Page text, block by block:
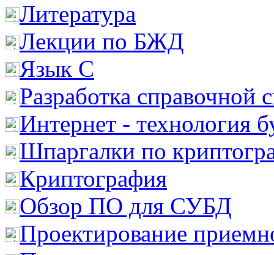
Литература
Лекции по БЖД
Язык С
Разработка справочной
Интернет - технология
Шпаргалки по
Криптография
Обзор ПО для СУБД
Проектирование